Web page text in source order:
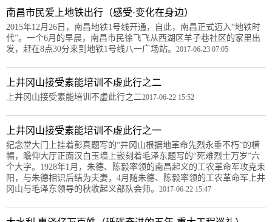
南昌市民爱上地铁出行（感受·变化在身边）
2015年12月26日，南昌地铁1号线开通，自此，南昌正式迈入“地铁时
代”。一个6月的早晨，南昌市民徐飞飞从西湖区羊子巷社区的家里出
发，赶在8点30分来到地铁1号线八一广场站。 2017-06-23 07:05
上井冈山接受素能培训不虚此行之二
上井冈山接受素能培训不虚此行之二2017-06-22 15:52
上井冈山接受素能培训不虚此行之一
纪念堂大门上挂着彭真题写的“井冈山根据地革命先烈永垂不朽”的横
幅，瞻仰大厅正面汉白玉墙上嵌刻着毛泽东题写的“死难烈士万岁”六
个大字。1928年1月，朱德、陈毅率领的南昌起义的工农革命军攻克耒
阳，与朱德相识后结为夫妻，4月随朱德、陈毅率领的工农革命军上井
冈山与毛泽东领导的秋收起义部队会师。 2017-06-22 15:47